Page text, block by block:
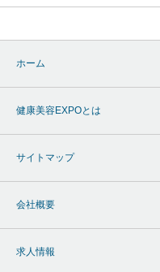
ホーム
健康美容EXPOとは
サイトマップ
会社概要
求人情報